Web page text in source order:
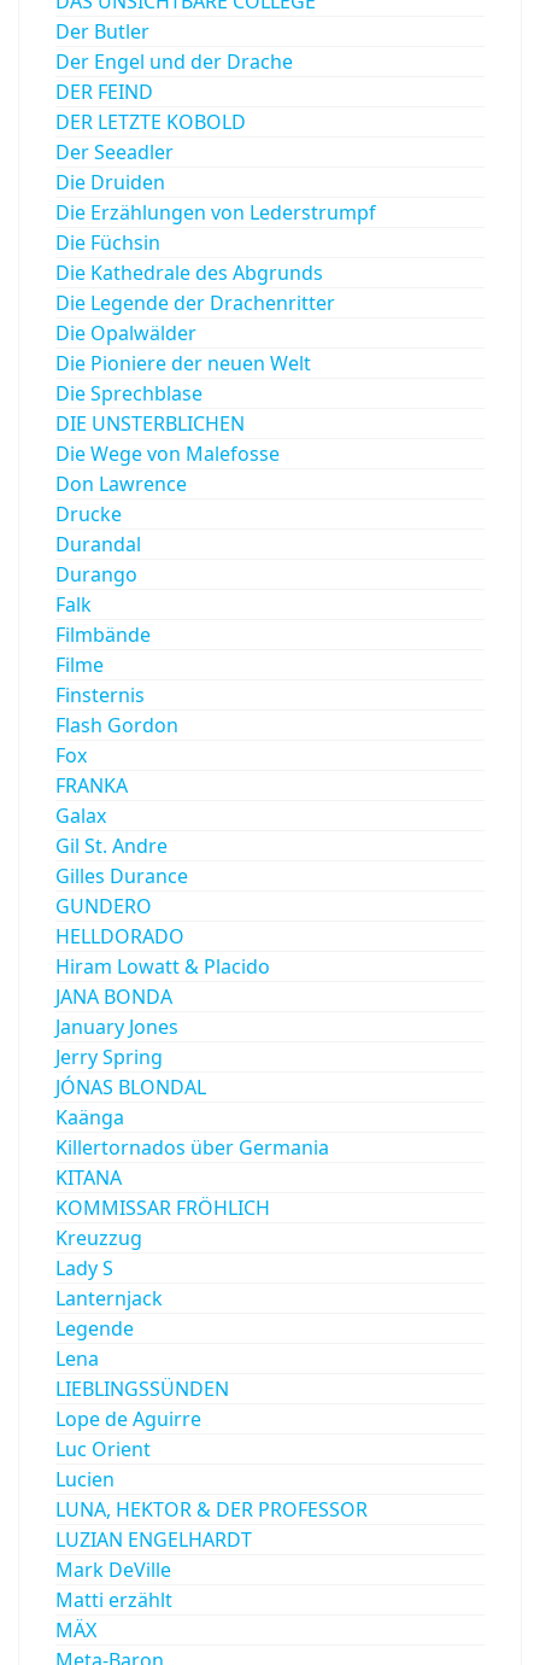
Der Butler
Der Engel und der Drache
DER FEIND
DER LETZTE KOBOLD
Der Seeadler
Die Druiden
Die Erzählungen von Lederstrumpf
Die Füchsin
Die Kathedrale des Abgrunds
Die Legende der Drachenritter
Die Opalwälder
Die Pioniere der neuen Welt
Die Sprechblase
DIE UNSTERBLICHEN
Die Wege von Malefosse
Don Lawrence
Drucke
Durandal
Durango
Falk
Filmbände
Filme
Finsternis
Flash Gordon
Fox
FRANKA
Galax
Gil St. Andre
Gilles Durance
GUNDERO
HELLDORADO
Hiram Lowatt & Placido
JANA BONDA
January Jones
Jerry Spring
JÓNAS BLONDAL
Kaänga
Killertornados über Germania
KITANA
KOMMISSAR FRÖHLICH
Kreuzzug
Lady S
Lanternjack
Legende
Lena
LIEBLINGSSÜNDEN
Lope de Aguirre
Luc Orient
Lucien
LUNA, HEKTOR & DER PROFESSOR
LUZIAN ENGELHARDT
Mark DeVille
Matti erzählt
MÄX